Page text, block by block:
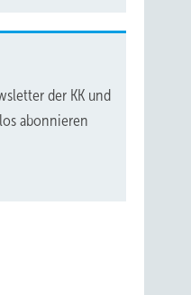
der KK und
abonnieren